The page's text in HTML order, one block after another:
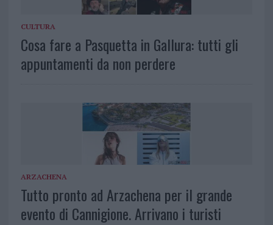
CULTURA
Cosa fare a Pasquetta in Gallura: tutti gli
appuntamenti da non perdere
ARZACHENA
Tutto pronto ad Arzachena per il grande
evento di Cannigione. Arrivano i turisti